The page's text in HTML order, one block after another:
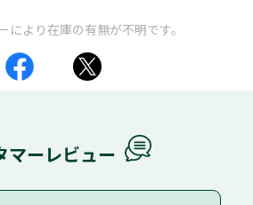
より在庫の有無が不明です。
マーレビュー